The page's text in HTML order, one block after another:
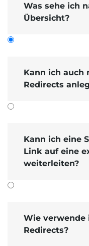
Was sehe ich
Übersicht?
Kann ich auch
Redirects
Redirects
Zum Beispiel
wenn Sie
Redirect zur
Kann ich eine
Link auf eine
weiterleiten?
Wie verwende
Redirects?